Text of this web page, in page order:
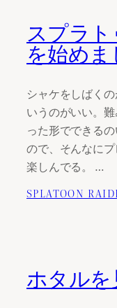
スプラト
を始めま
シャケをしばく
いうのがいい。
った形でできる
ので、そんなにプ
楽しんでる。 …
SPLATOON
ホタルを